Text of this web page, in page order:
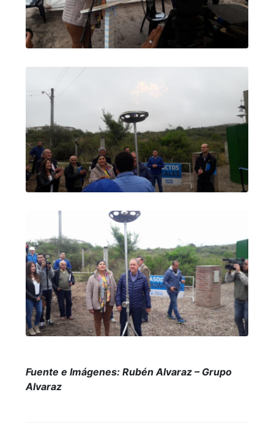
Fuente e Imágenes: Rubén Alvaraz – Grupo
Alvaraz